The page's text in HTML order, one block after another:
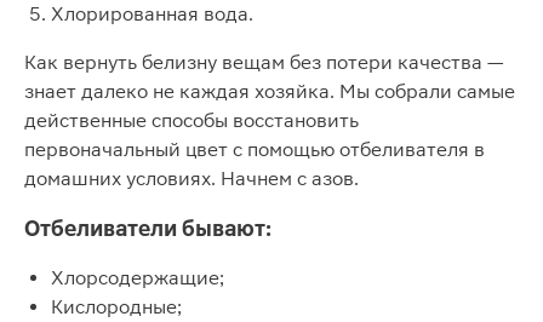
Хлорированная вода.
Как вернуть белизну вещам без потери качества —
знает далеко не каждая хозяйка. Мы собрали самые
действенные способы восстановить
первоначальный цвет с помощью отбеливателя в
домашних условиях. Начнем с азов.
Отбеливатели бывают:
Хлорсодержащие;
Кислородные;